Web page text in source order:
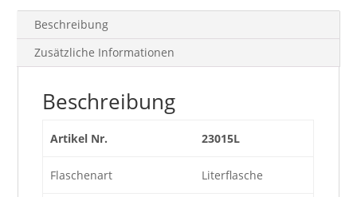
Beschreibung
Zusätzliche Informationen
Beschreibung
Artikel Nr. 23015L
Flaschenart Literflasche